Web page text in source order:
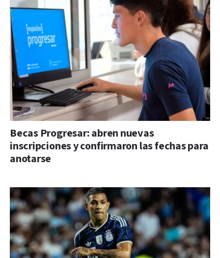
Becas Progresar: abren nuevas
inscripciones y confirmaron las fechas para
anotarse